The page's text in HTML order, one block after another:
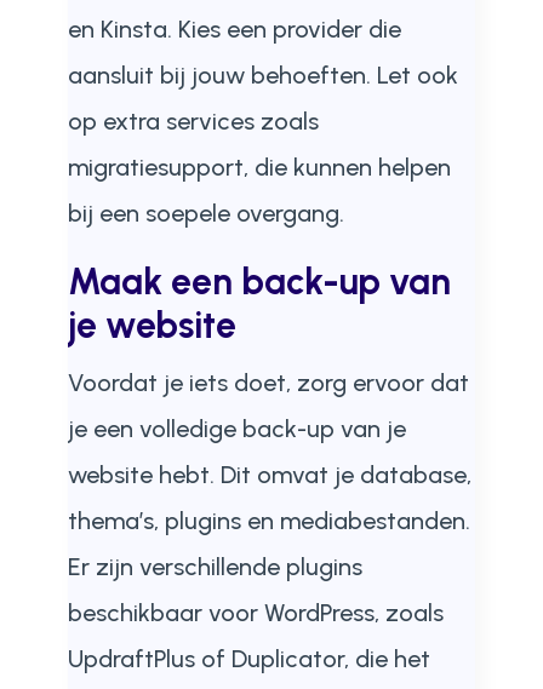
en Kinsta. Kies een provider die
aansluit bij jouw behoeften. Let ook
op extra services zoals
migratiesupport, die kunnen helpen
bij een soepele overgang.
Maak een back-up van
je website
Voordat je iets doet, zorg ervoor dat
je een volledige back-up van je
website hebt. Dit omvat je database,
thema’s, plugins en mediabestanden.
Er zijn verschillende plugins
beschikbaar voor WordPress, zoals
UpdraftPlus of Duplicator, die het